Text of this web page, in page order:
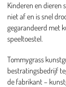
Kinderen en dieren
niet af en is snel
gegarandeerd met
speeltoestel.
Tommygrass
bestratingsbedrijf
de fabrikant –